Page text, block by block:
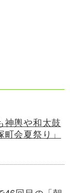
神輿や和太鼓
会夏祭り」